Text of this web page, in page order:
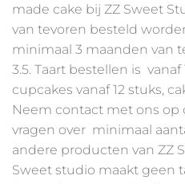
made cake bij ZZ Sweet
van tevoren besteld
minimaal 3 maanden van
3.5. Taart bestellen is
cupcakes vanaf 12 stuks,
Neem contact met ons
vragen over minimaal
andere producten van ZZ
Sweet studio maakt geen